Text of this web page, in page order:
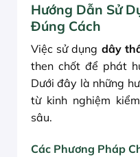
Hướng Dẫn Sử
Đúng Cách
Việc sử dụng dây
then chốt để phát
Dưới đây là những
từ kinh nghiệm
sâu.
Các Phương Pháp